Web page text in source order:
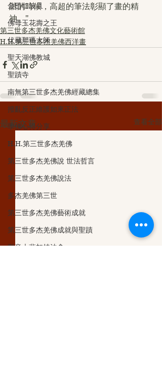
金巴仁波且
佛母玉花壽之王
伏藏那瑪大師
聖天湖佛教城
聖蹟寺
南無第三世多杰羌佛經藏總集
撥亂反正維護如來正法
學佛心得分享
H.H.第三世多杰羌佛
第三世多杰羌佛說 世法哲言
第三世多杰羌佛說法
多杰羌佛第三世
第三世多杰羌佛藝術成就
第三世多杰羌佛成就與聖蹟
觀音大悲加持法會
諧的時候，高超的筆法彰顯了畫的精
神。"
第三世多杰羌佛文化藝術館
H.H.第三世多杰羌佛西洋畫
最新文章 查看全部